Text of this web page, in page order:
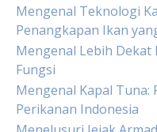
Mengenal Teknologi
Penangkapan Ikan
Mengenal Lebih Dekat
Fungsi
Mengenal Kapal Tuna:
Perikanan Indonesia